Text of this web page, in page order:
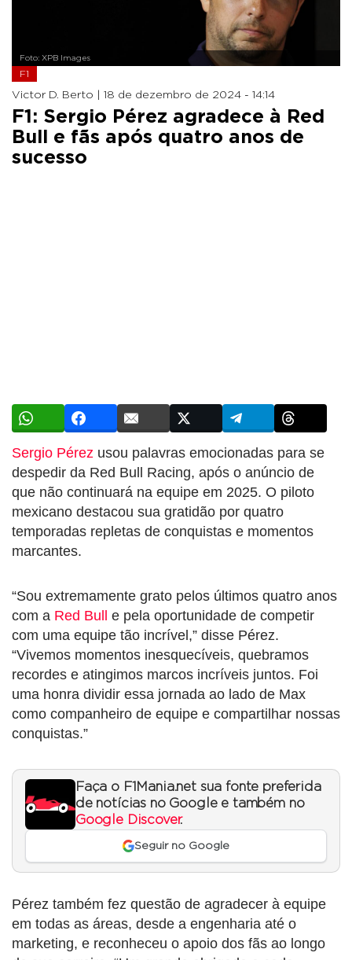
Foto: XPB Images
F1
Victor D. Berto | 18 de dezembro de 2024 - 14:14
F1: Sergio Pérez agradece à Red
Bull e fãs após quatro anos de
sucesso
Sergio Pérez usou palavras emocionadas para se
despedir da Red Bull Racing, após o anúncio de
que não continuará na equipe em 2025. O piloto
mexicano destacou sua gratidão por quatro
temporadas repletas de conquistas e momentos
marcantes.
“Sou extremamente grato pelos últimos quatro anos
com a Red Bull e pela oportunidade de competir
com uma equipe tão incrível,” disse Pérez.
“Vivemos momentos inesquecíveis, quebramos
recordes e atingimos marcos incríveis juntos. Foi
uma honra dividir essa jornada ao lado de Max
como companheiro de equipe e compartilhar nossas
conquistas.”
Faça o F1Mania.net sua fonte preferida
de notícias no Google e também no
Google Discover.
Seguir no Google
Pérez também fez questão de agradecer à equipe
em todas as áreas, desde a engenharia até o
marketing, e reconheceu o apoio dos fãs ao longo